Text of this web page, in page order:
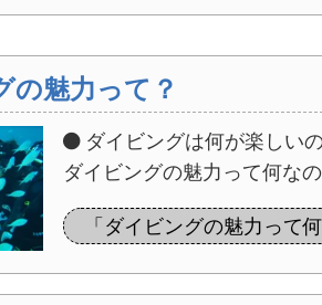
の魅力って？
ダイビングは何が楽しい
ダイビングの魅力って何な
「ダイビングの魅力って